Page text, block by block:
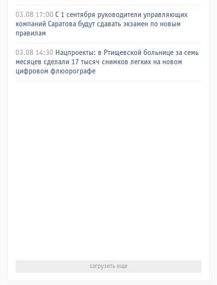
03.08 17:00 С 1 сентября руководители управляющих
компаний Саратова будут сдавать экзамен по новым
правилам
03.08 14:30 Нацпроекты: в Ртищевской больнице за семь
месяцев сделали 17 тысяч снимков легких на новом
цифровом флюорографе
загрузить еще